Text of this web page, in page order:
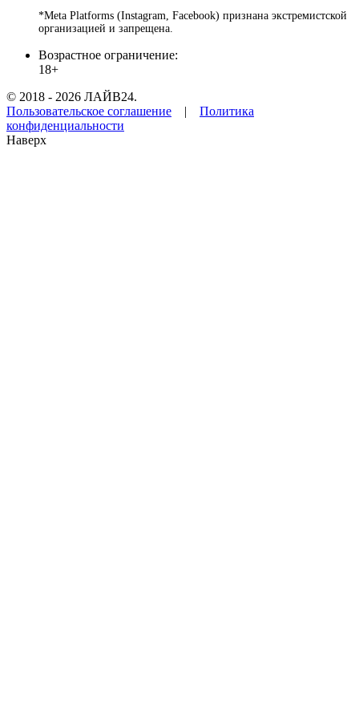
*Meta Platforms (Instagram, Facebook) признана экстремистской
организацией и запрещена.
Возрастное ограничение:
18+
© 2018 - 2026 ЛАЙВ24.
Пользовательское соглашение | Политика
конфиденциальности
Наверх